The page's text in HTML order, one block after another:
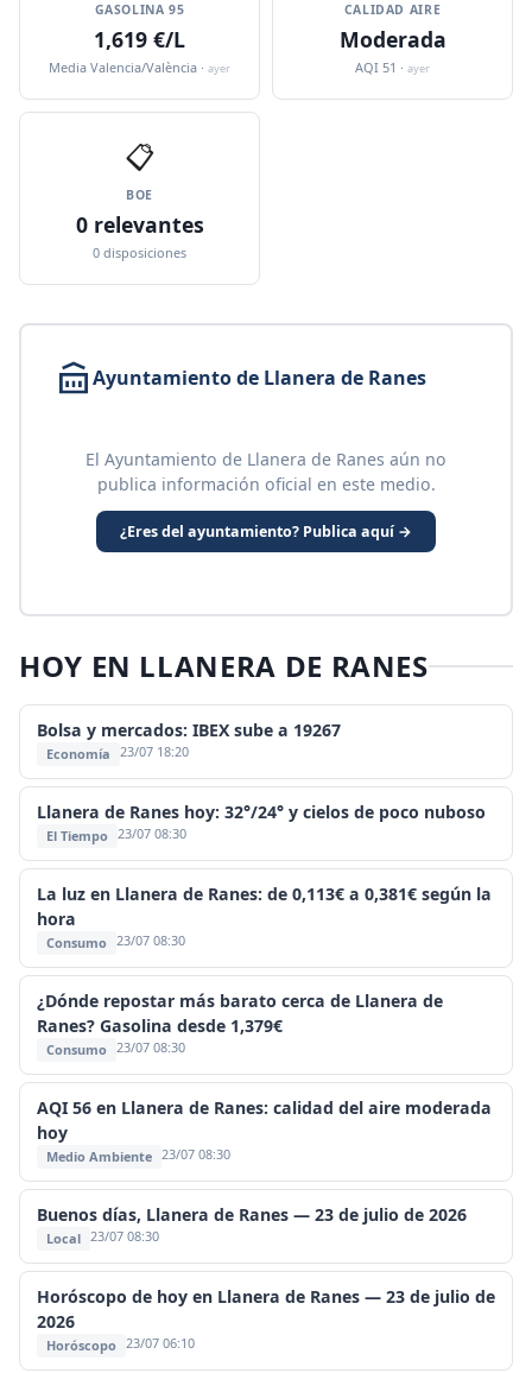
GASOLINA 95
1,619 €/L
Media Valencia/València · ayer
CALIDAD AIRE
Moderada
AQI 51 · ayer
📋
BOE
0 relevantes
0 disposiciones
Ayuntamiento de Llanera de Ranes
El Ayuntamiento de Llanera de Ranes aún no
publica información oficial en este medio.
¿Eres del ayuntamiento? Publica aquí →
HOY EN LLANERA DE RANES
Bolsa y mercados: IBEX sube a 19267
Economía 23/07 18:20
Llanera de Ranes hoy: 32°/24° y cielos de poco nuboso
El Tiempo 23/07 08:30
La luz en Llanera de Ranes: de 0,113€ a 0,381€ según la
hora
Consumo 23/07 08:30
¿Dónde repostar más barato cerca de Llanera de
Ranes? Gasolina desde 1,379€
Consumo 23/07 08:30
AQI 56 en Llanera de Ranes: calidad del aire moderada
hoy
Medio Ambiente 23/07 08:30
Buenos días, Llanera de Ranes — 23 de julio de 2026
Local 23/07 08:30
Horóscopo de hoy en Llanera de Ranes — 23 de julio de
2026
Horóscopo 23/07 06:10